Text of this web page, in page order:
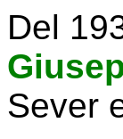
Del
Sever